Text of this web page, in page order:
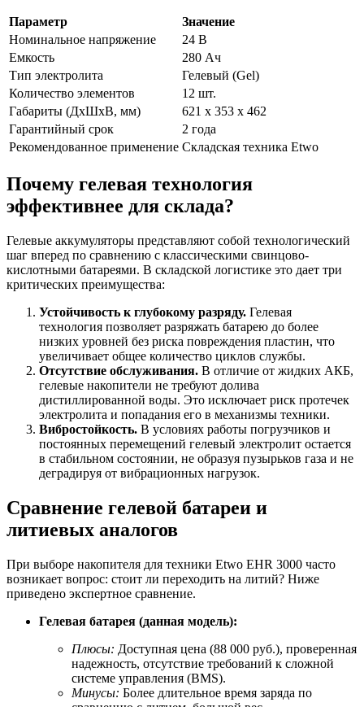
Параметр
Значение
Номинальное напряжение
24 В
Емкость
280 Ач
Тип электролита
Гелевый (Gel)
Количество элементов
12 шт.
Габариты (ДхШхВ, мм)
621 x 353 x 462
Гарантийный срок
2 года
Рекомендованное применение Складская техника Etwo
Почему гелевая технология
эффективнее для склада?
Гелевые аккумуляторы представляют собой технологический
шаг вперед по сравнению с классическими свинцово-
кислотными батареями. В складской логистике это дает три
критических преимущества:
Устойчивость к глубокому разряду. Гелевая
технология позволяет разряжать батарею до более
низких уровней без риска повреждения пластин, что
увеличивает общее количество циклов службы.
Отсутствие обслуживания. В отличие от жидких АКБ,
гелевые накопители не требуют долива
дистиллированной воды. Это исключает риск протечек
электролита и попадания его в механизмы техники.
Вибростойкость. В условиях работы погрузчиков и
постоянных перемещений гелевый электролит остается
в стабильном состоянии, не образуя пузырьков газа и не
деградируя от вибрационных нагрузок.
Сравнение гелевой батареи и
литиевых аналогов
При выборе накопителя для техники Etwo EHR 3000 часто
возникает вопрос: стоит ли переходить на литий? Ниже
приведено экспертное сравнение.
Гелевая батарея (данная модель):
Плюсы: Доступная цена (88 000 руб.), проверенная
надежность, отсутствие требований к сложной
системе управления (BMS).
Минусы: Более длительное время заряда по